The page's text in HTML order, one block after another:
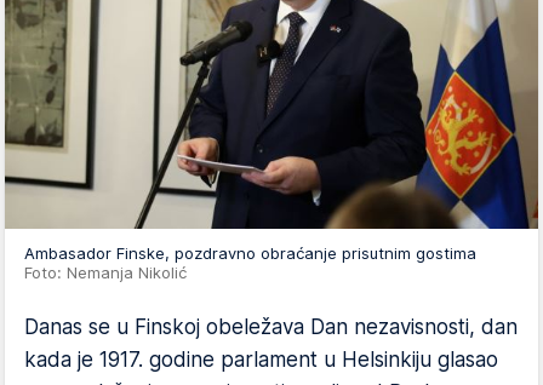
Ambasador Finske, pozdravno obraćanje prisutnim gostima
Foto: Nemanja Nikolić
Danas se u Finskoj obeležava Dan nezavisnosti, dan
kada je 1917. godine parlament u Helsinkiju glasao